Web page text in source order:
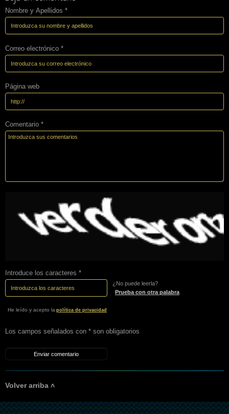
Nombre y Apellidos *
Correo electrónico *
Página web
Comentario *
Introduce los caracteres *
¿No puede leerla?
Prueba con otra palabra
He leído y acepto la política de privacidad
Los campos señalados con * son obligatorios
Volver arriba ˄